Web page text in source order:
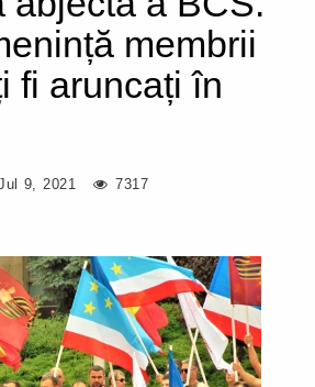
membrii
fi aruncați în
9, 2021 7317